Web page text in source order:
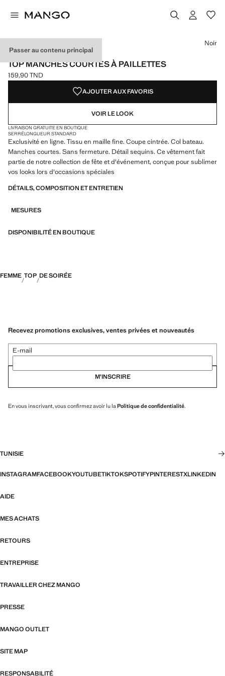
Passer au contenu principal
EXCLUSIVITÉ INTERNET
TOP MANCHES COURTES À PAILLETTES
Prix actuel [159,90 TND ]
159,90 TND
Choisissez une couleur
Noir
AJOUTER AUX FAVORIS
VOIR LE LOOK
LIVRAISON GRATUITE EN BOUTIQUE
SERRÉLONGUEUR STANDARD
Exclusivité en ligne. Tissu en maille fine. Coupe cintrée. Col bateau.
Manches courtes. Sans fermeture. Détail sequins. Ce vêtement fait
partie de notre collection de fête et d'événement, conçue pour sublimer
vos looks lors d'occasions spéciales
DÉTAILS, COMPOSITION ET ENTRETIEN
MESURES
DISPONIBILITÉ EN BOUTIQUE
FEMME TOP DE SOIRÉE
Recevez promotions exclusives, ventes privées et nouveautés
E-mail
M’INSCRIRE
En vous inscrivant, vous confirmez avoir lu la Politique de confidentialité.
TUNISIE
INSTAGRAMFACEBOOKYOUTUBETIKTOKSPOTIFYPINTERESTXLINKEDIN
AIDE
MES ACHATS
RETOURS
ENTREPRISE
TRAVAILLER CHEZ MANGO
PRESSE
MANGO OUTLET
SITE MAP
RESPONSABILITÉ